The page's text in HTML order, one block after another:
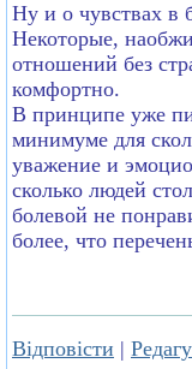
Ну и о чувствах в
Некоторые,
отношений без
комфортно.
В принципе уже
минимуме для
уважение и
сколько людей
болевой не
более, что
Відповісти |